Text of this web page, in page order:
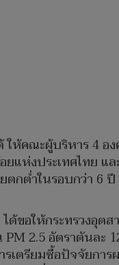
ห้คณะผู้บริหาร 4 อ
แห่งประเทศไทย แ
กต่ำในรอบกว่า 6
ด้ขอให้กระทรวงอุต
2.5 อัตราตันละ
เตรียมซื้อปัจจัยกา